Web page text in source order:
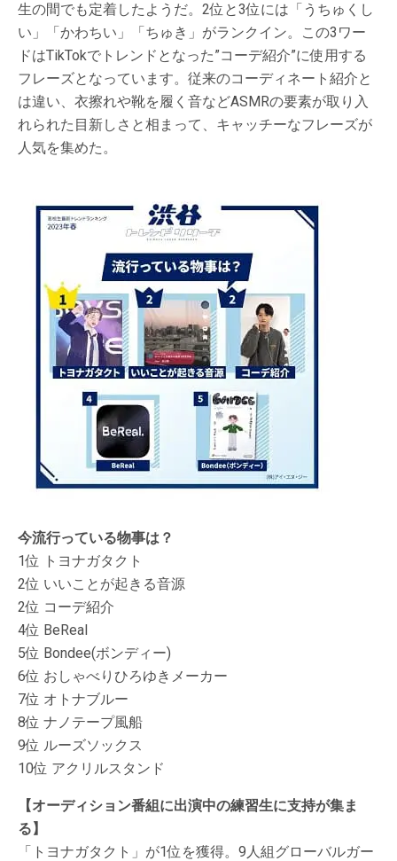
生の間でも定着したようだ。2位と3位には「うちゅくし
い」「かわちい」「ちゅき」がランクイン。この3ワー
ドはTikTokでトレンドとなった”コーデ紹介”に使用する
フレーズとなっています。従来のコーディネート紹介と
は違い、衣擦れや靴を履く音などASMRの要素が取り入
れられた目新しさと相まって、キャッチーなフレーズが
人気を集めた。
今流行っている物事は？
1位 トヨナガタクト
2位 いいことが起きる音源
2位 コーデ紹介
4位 BeReal
5位 Bondee(ボンディー)
6位 おしゃべりひろゆきメーカー
7位 オトナブルー
8位 ナノテープ風船
9位 ルーズソックス
10位 アクリルスタンド
【オーディション番組に出演中の練習生に支持が集ま
る】
「トヨナガタクト」が1位を獲得。9人組グローバルガー